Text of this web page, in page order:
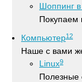
Шоппинг
Покупаем
Компьютер12
Наше с вами
Linux9
Полезные